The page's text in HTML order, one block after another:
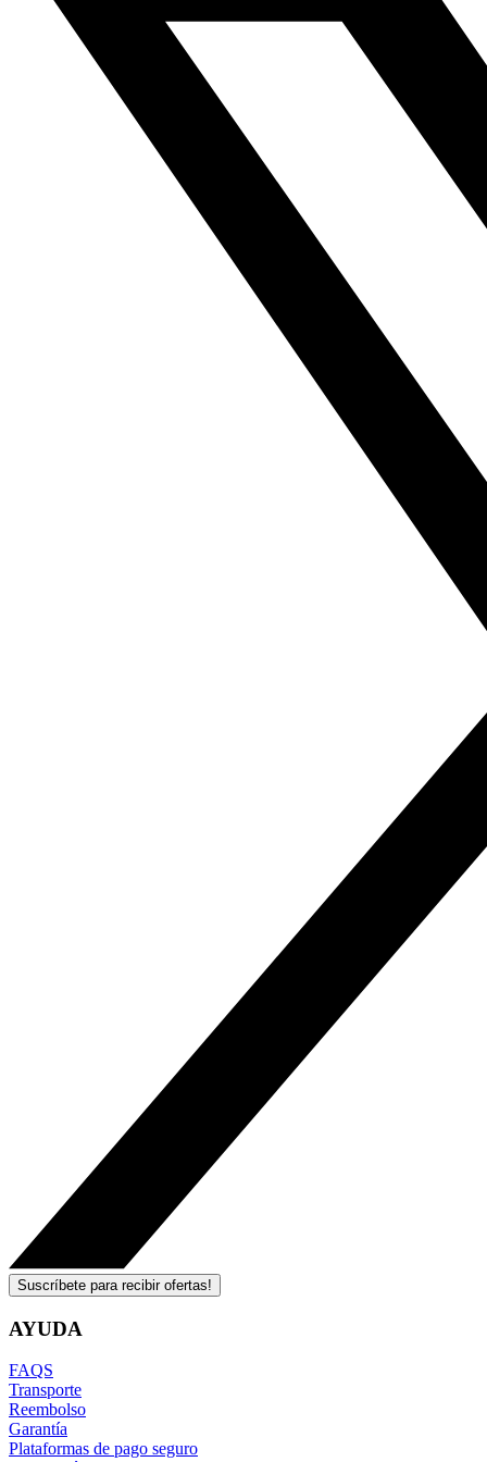
Suscríbete para recibir ofertas!
AYUDA
FAQS
Transporte
Reembolso
Garantía
Plataformas de pago seguro